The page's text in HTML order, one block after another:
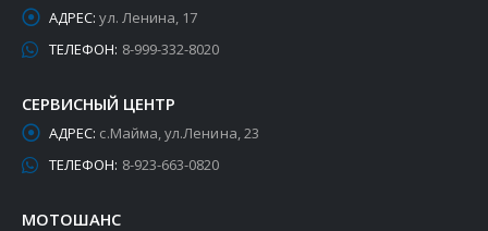
АДРЕС: ул. Ленина, 17
ТЕЛЕФОН: 8-999-332-8020
СЕРВИСНЫЙ ЦЕНТР
АДРЕС: с.Майма, ул.Ленина, 23
ТЕЛЕФОН: 8-923-663-0820
МОТОШАНС